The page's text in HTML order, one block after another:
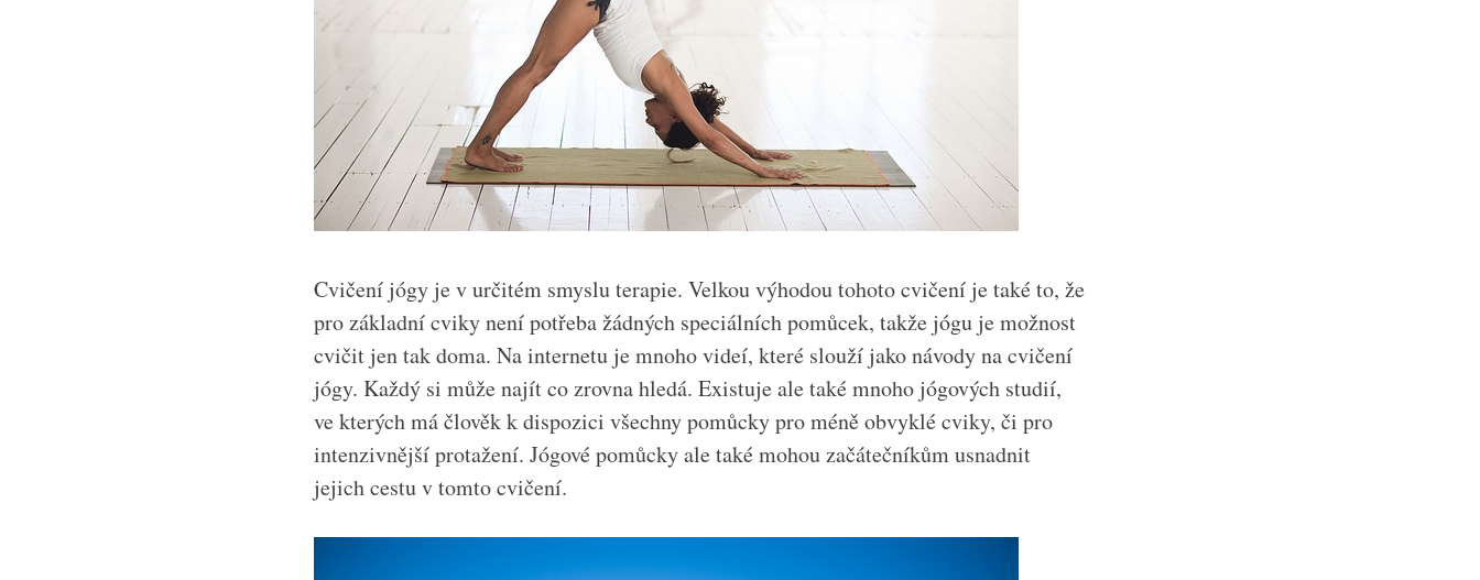
Cvičení jógy je v určitém smyslu terapie. Velkou výhodou tohoto cvičení je také to, že
pro základní cviky není potřeba žádných speciálních pomůcek, takže jógu je možnost
cvičit jen tak doma. Na internetu je mnoho videí, které slouží jako návody na cvičení
jógy. Každý si může najít co zrovna hledá. Existuje ale také mnoho jógových studií,
ve kterých má člověk k dispozici všechny pomůcky pro méně obvyklé cviky, či pro
intenzivnější protažení. Jógové pomůcky ale také mohou začátečníkům usnadnit
jejich cestu v tomto cvičení.